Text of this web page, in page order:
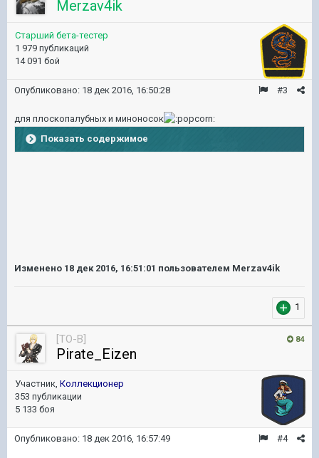
Merzav4ik
Старший бета-тестер
1 979 публикаций
14 091 бой
#3
Опубликовано: 18 дек 2016, 16:50:28
для плоскопалубных и миноносок
Показать содержимое
Изменено 18 дек 2016, 16:51:01 пользователем Merzav4ik
1
84
[TO-B]
Pirate_Eizen
Участник, Коллекционер
353 публикации
5 133 боя
#4
Опубликовано: 18 дек 2016, 16:57:49